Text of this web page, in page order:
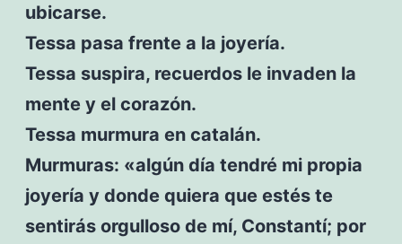
ubicarse.
Tessa pasa frente a la joyería.
Tessa suspira, recuerdos le invaden la
mente y el corazón.
Tessa murmura en catalán.
Murmuras: «algún día tendré mi propia
joyería y donde quiera que estés te
sentirás orgulloso de mí, Constantí; por